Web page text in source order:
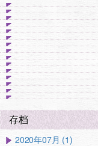
存档
2020年07月 (1)